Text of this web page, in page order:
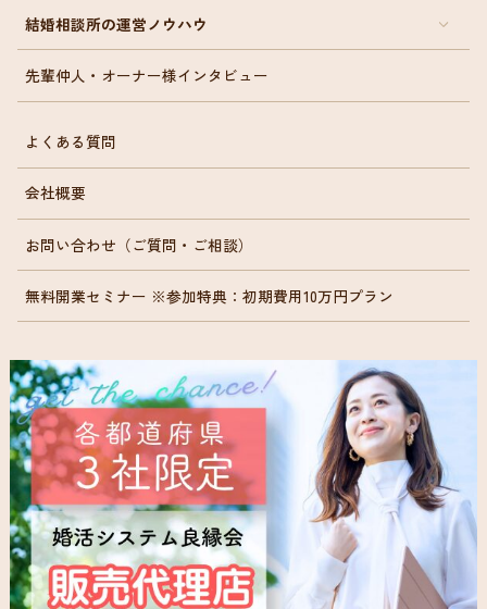
結婚相談所の運営ノウハウ
先輩仲人・オーナー様インタビュー
よくある質問
会社概要
お問い合わせ（ご質問・ご相談）
無料開業セミナー ※参加特典：初期費用10万円プラン